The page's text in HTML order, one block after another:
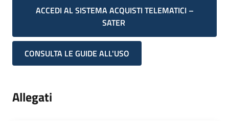
ACCEDI AL SISTEMA ACQUISTI TELEMATICI –
SATER
CONSULTA LE GUIDE ALL'USO
Allegati